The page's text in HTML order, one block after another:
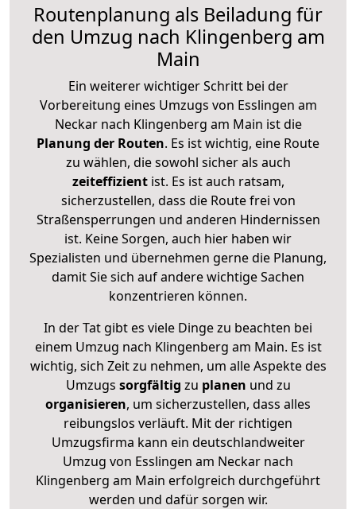
Routenplanung als Beiladung für
den Umzug nach Klingenberg am
Main
Ein weiterer wichtiger Schritt bei der
Vorbereitung eines Umzugs von Esslingen am
Neckar nach Klingenberg am Main ist die
Planung der Routen. Es ist wichtig, eine Route
zu wählen, die sowohl sicher als auch
zeiteffizientist. Es ist auch ratsam,
sicherzustellen, dass die Route frei von
Straßensperrungen und anderen Hindernissen
ist. Keine Sorgen, auch hier haben wir
Spezialisten und übernehmen gerne die Planung,
damit Sie sich auf andere wichtige Sachen
konzentrieren können.
In der Tat gibt es viele Dinge zu beachten bei
einem Umzug nach Klingenberg am Main. Es ist
wichtig, sich Zeit zu nehmen, um alle Aspekte des
Umzugs sorgfältig zu planen und zu
organisieren, um sicherzustellen, dass alles
reibungslos verläuft. Mit der richtigen
Umzugsfirma kann ein deutschlandweiter
Umzug von Esslingen am Neckar nach
Klingenberg am Main erfolgreich durchgeführt
werden und dafür sorgen wir.